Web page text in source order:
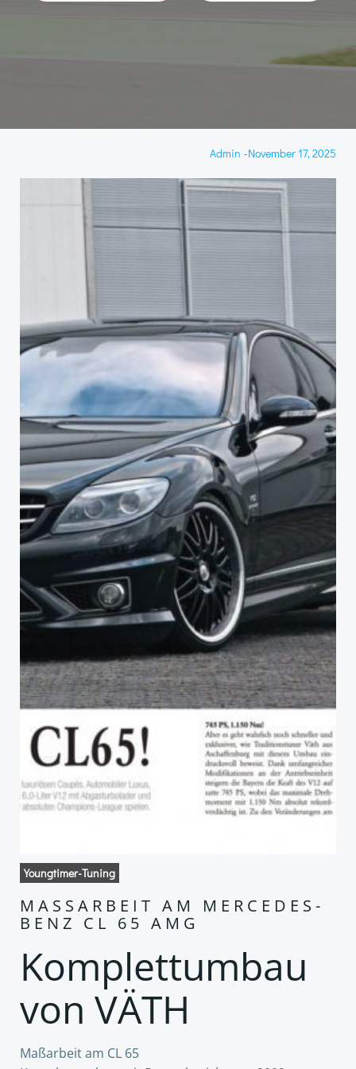
Admin -November 17, 2025
Youngtimer-Tuning
MASSARBEIT AM MERCEDES-B
ENZ CL 65 AMG
Komplettumbau
von VÄTH
Maßarbeit am CL 65